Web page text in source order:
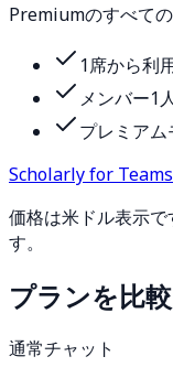
Premiumのすべて
1席から利
メンバー1
プレミア
Scholarly for Teams
価格は米ドル表示
す。
プランを比較
通常チャット